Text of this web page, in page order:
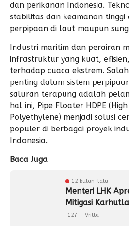
dan perikanan Indonesia.
stabilitas dan keamanan tinggi
perpipaan di laut maupun
Industri maritim dan perairan
infrastruktur yang kuat,
terhadap cuaca ekstrem.
penting dalam sistem
saluran terapung adalah
hal ini, Pipe Floater HDPE
Polyethylene) menjadi solusi
populer di berbagai proyek
Indonesia.
Baca Juga
12 bulan lalu
Menteri LHK
Mitigasi
127 Vritta